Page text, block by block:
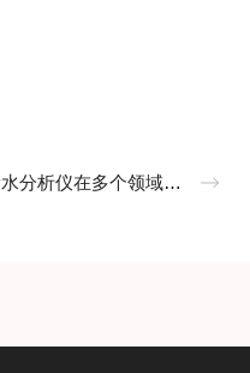
仪在多个领域中的应用介绍